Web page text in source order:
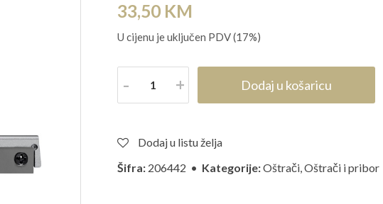
33,50 KM
U cijenu je uključen PDV (17%)
Količina Dodaj u košaricu
Dodaj u listu želja
Šifra: 206442 • Kategorije:Oštrači,Oštrači i pribor